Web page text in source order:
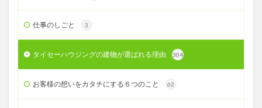
仕事のしごと 3
タイセーハウジングの建物が選ばれる理由 304
お客様の想いをカタチにする６つのこと 62